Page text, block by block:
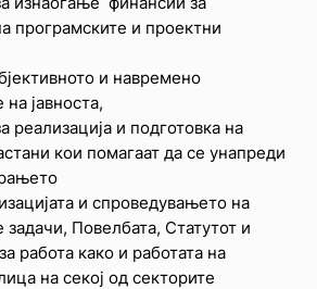
програмските и проектни
и навремено
јавноста,
реализација и подготовка на
кои помагаат да се унапреди
и спроведувањето на
задачи, Повелбата, Статутот и
работа како и работата на
на секој од секторите